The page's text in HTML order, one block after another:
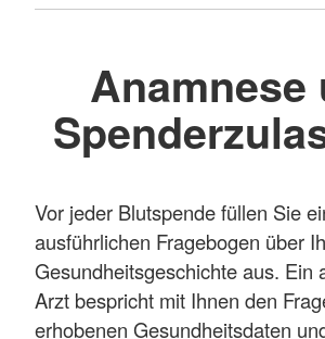
Anamnese
Vor jeder Blutspende füllen Sie
ausführlichen Fragebogen über
Gesundheitsgeschichte aus. Ein
Arzt bespricht mit Ihnen den
erhobenen Gesundheitsdaten